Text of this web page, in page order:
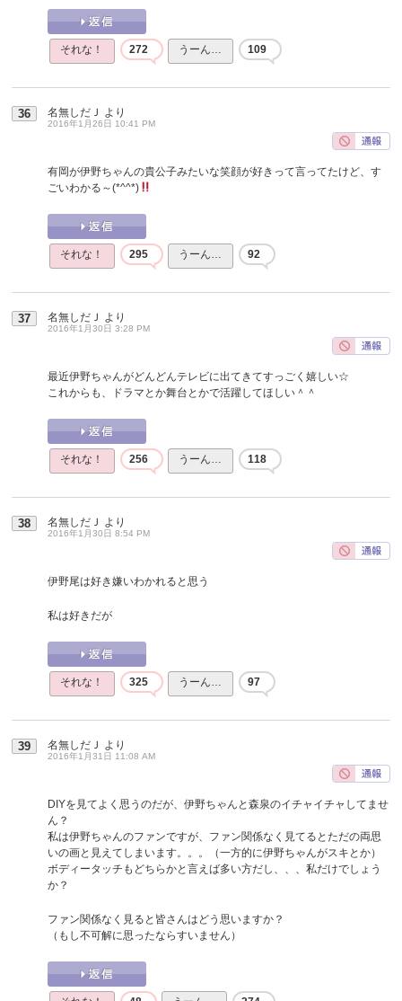
それな！ 272 うーん… 109
36 名無しだＪ より
2016年1月26日 10:41 PM
有岡が伊野ちゃんの貴公子みたいな笑顔が好きって言ってたけど、す
ごいわかる～(*^^*)
それな！ 295 うーん… 92
37 名無しだＪ より
2016年1月30日 3:28 PM
最近伊野ちゃんがどんどんテレビに出てきてすっごく嬉しい☆
これからも、ドラマとか舞台とかで活躍してほしい＾＾
それな！ 256 うーん… 118
38 名無しだＪ より
2016年1月30日 8:54 PM
伊野尾は好き嫌いわかれると思う
私は好きだが
それな！ 325 うーん… 97
39 名無しだＪ より
2016年1月31日 11:08 AM
DIYを見てよく思うのだが、伊野ちゃんと森泉のイチャイチャしてませ
ん？
私は伊野ちゃんのファンですが、ファン関係なく見てるとただの両思
いの画と見えてしまいます。。。（一方的に伊野ちゃんがスキとか）
ボディータッチもどちらかと言えば多い方だし、、、私だけでしょう
か？
ファン関係なく見ると皆さんはどう思いますか？
（もし不可解に思ったならすいません）